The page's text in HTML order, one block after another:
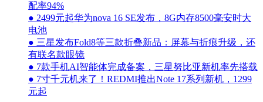
配率94%
● 2499元起华为nova 16 SE发布，8G内存8500毫安时大
电池
● 三星发布Fold8等三款折叠新品：屏幕与折痕升级，还
有联名款眼镜
● 7款手机AI智能体完成备案，三星努比亚新机率先搭载
● 7寸千元机来了！REDMI推出Note 17系列新机，1299
元起